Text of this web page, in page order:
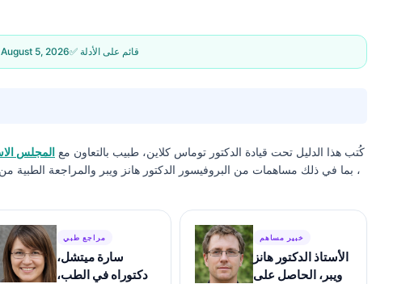
August 5, 2026 ✅ قائم على الأدلة
كُتب هذا الدليل تحت قيادة الدكتور توماس كلاين، طبيب بالتعاون مع المجلس
، بما في ذلك مساهمات من البروفيسور الدكتور هانز ويبر والمراجعة الطبية
مراجع طبي
سارة ميتشل،
دكتوراه في الطب،
خبير مساهم
الأستاذ الدكتور هانز
ويبر، الحاصل على